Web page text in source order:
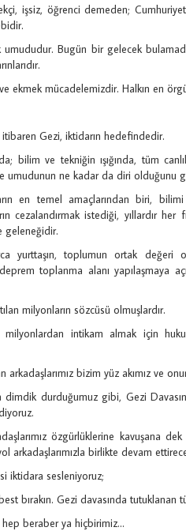
işsiz, öğrenci demeden;
Bugün bir gelecek
ekmek mücadelemizdir. Halkın en
Gezi, iktidarın hedefindedir.
bilim ve tekniğin ışığında, tüm
umudunun ne kadar da diri olduğunu
en temel amaçlarından biri, bilimi
cezalandırmak istediği, yıllardır
geleneğidir.
yurttaşın, toplumun ortak değeri
toplanma alanı yapılaşmaya
milyonların sözcüsü olmuşlardır.
milyonlardan intikam almak için
arkadaşlarımız bizim yüz akımız ve
dimdik durduğumuz gibi, Gezi
özgürlüklerine kavuşana
arkadaşlarımızla birlikte devam
iktidara sesleniyoruz;
bırakın. Gezi davasında tutuklanan
hep beraber ya hiçbirimiz…